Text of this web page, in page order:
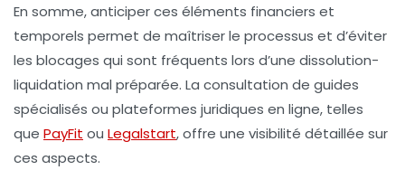
En somme, anticiper ces éléments financiers et
temporels permet de maîtriser le processus et d’éviter
les blocages qui sont fréquents lors d’une dissolution-
liquidation mal préparée. La consultation de guides
spécialisés ou plateformes juridiques en ligne, telles
que PayFit ou Legalstart, offre une visibilité détaillée sur
ces aspects.